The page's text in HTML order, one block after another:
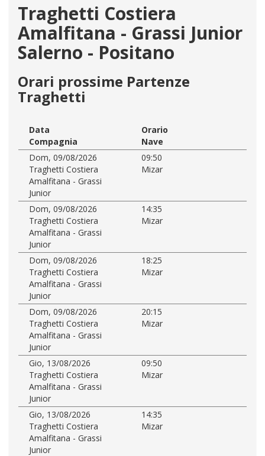
Traghetti Costiera
Amalfitana - Grassi Junior
Salerno - Positano
Orari prossime Partenze
Traghetti
Data
Orario
Compagnia
Nave
Dom, 09/08/2026
09:50
Traghetti Costiera
Amalfitana - Grassi
Junior
Mizar
Dom, 09/08/2026
14:35
Traghetti Costiera
Amalfitana - Grassi
Junior
Mizar
Dom, 09/08/2026
18:25
Traghetti Costiera
Amalfitana - Grassi
Junior
Mizar
Dom, 09/08/2026
20:15
Traghetti Costiera
Amalfitana - Grassi
Junior
Mizar
Gio, 13/08/2026
09:50
Traghetti Costiera
Amalfitana - Grassi
Junior
Mizar
Gio, 13/08/2026
14:35
Traghetti Costiera
Amalfitana - Grassi
Junior
Mizar